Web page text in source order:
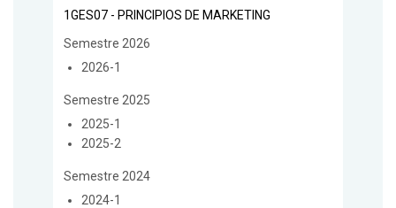
1GES07 - PRINCIPIOS DE MARKETING
Semestre 2026
2026-1
Semestre 2025
2025-1
2025-2
Semestre 2024
2024-1